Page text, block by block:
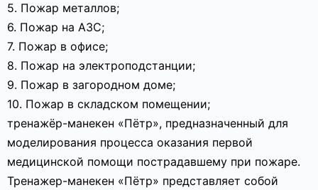
5. Пожар металлов;
6. Пожар на АЗС;
7. Пожар в офисе;
8. Пожар на электроподстанции;
9. Пожар в загородном доме;
10. Пожар в складском помещении;
тренажёр-манекен «Пётр», предназначенный для
моделирования процесса оказания первой
медицинской помощи пострадавшему при пожаре.
Тренажер-манекен «Пётр» представляет собой